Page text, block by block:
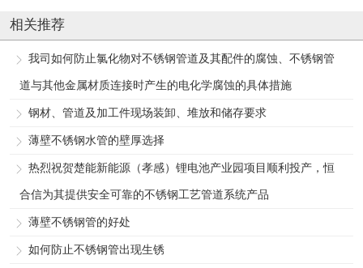
相关推荐
我司如何防止氯化物对不锈钢管道及其配件的腐蚀、不锈钢管
道与其他金属材质连接时产生的电化学腐蚀的具体措施
钢材、管道及加工件现场装卸、堆放和储存要求
薄壁不锈钢水管的壁厚选择
热烈祝贺楚能新能源（孝感）锂电池产业园项目顺利投产，恒
合信为其提供安全可靠的不锈钢工艺管道系统产品
薄壁不锈钢管的好处
如何防止不锈钢管出现生锈